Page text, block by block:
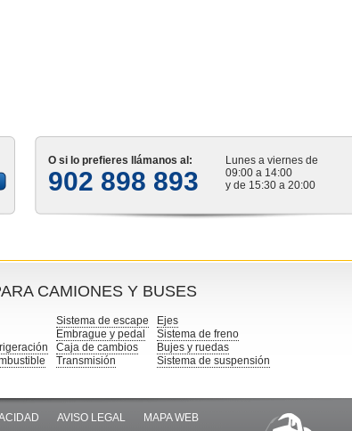
O si lo prefieres llámanos al:
902 898 893
Lunes a viernes de
09:00 a 14:00
y de 15:30 a 20:00
CAMIONES Y BUSES
Sistema de escape
Embrague y pedal
Caja de cambios
Transmisión
Ejes
Sistema de freno
Bujes y ruedas
Sistema de suspensión
AVISO LEGAL MAPA WEB